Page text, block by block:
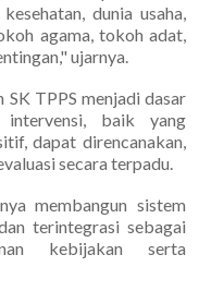
dunia usaha,
agama, tokoh adat,
ujarnya.
SK TPPS menjadi dasar
intervensi, baik yang
dapat direncanakan,
secara terpadu.
membangun sistem
terintegrasi sebagai
kebijakan serta